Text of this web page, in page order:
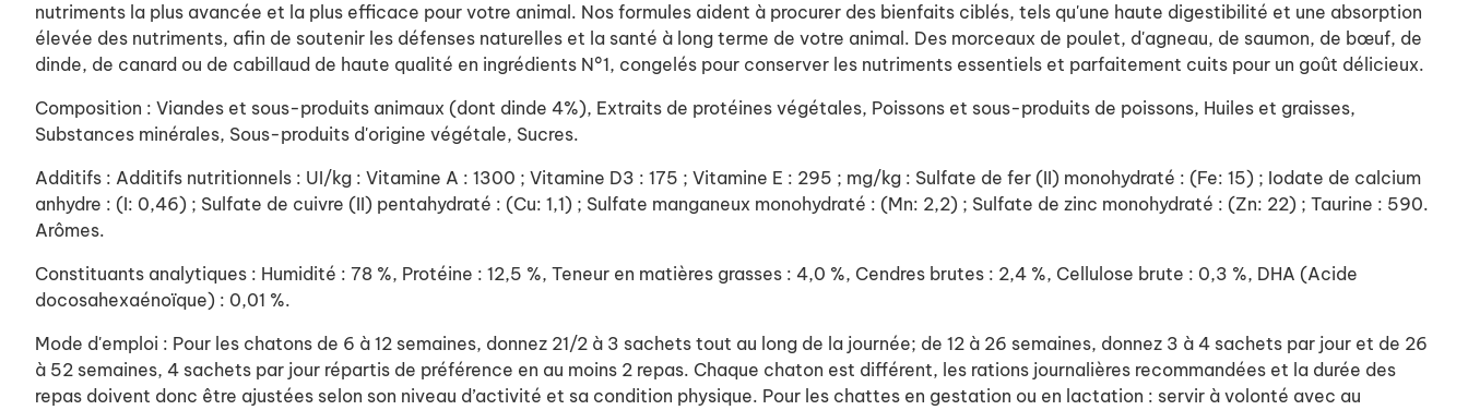
nutriments la plus avancée et la plus efficace pour votre animal. Nos formules aident à procurer des bienfaits ciblés, tels qu'une haute digestibilité et une absorption
élevée des nutriments, afin de soutenir les défenses naturelles et la santé à long terme de votre animal. Des morceaux de poulet, d'agneau, de saumon, de bœuf, de
dinde, de canard ou de cabillaud de haute qualité en ingrédients N°1, congelés pour conserver les nutriments essentiels et parfaitement cuits pour un goût délicieux.
Composition : Viandes et sous-produits animaux (dont dinde 4%), Extraits de protéines végétales, Poissons et sous-produits de poissons, Huiles et graisses,
Substances minérales, Sous-produits d'origine végétale, Sucres.
Additifs : Additifs nutritionnels : UI/kg : Vitamine A : 1300 ; Vitamine D3 : 175 ; Vitamine E : 295 ; mg/kg : Sulfate de fer (II) monohydraté : (Fe: 15) ; Iodate de calcium
anhydre : (I: 0,46) ; Sulfate de cuivre (II) pentahydraté : (Cu: 1,1) ; Sulfate manganeux monohydraté : (Mn: 2,2) ; Sulfate de zinc monohydraté : (Zn: 22) ; Taurine : 590.
Arômes.
Constituants analytiques : Humidité : 78 %, Protéine : 12,5 %, Teneur en matières grasses : 4,0 %, Cendres brutes : 2,4 %, Cellulose brute : 0,3 %, DHA (Acide
docosahexaénoïque) : 0,01 %.
Mode d'emploi : Pour les chatons de 6 à 12 semaines, donnez 21/2 à 3 sachets tout au long de la journée; de 12 à 26 semaines, donnez 3 à 4 sachets par jour et de 26
à 52 semaines, 4 sachets par jour répartis de préférence en au moins 2 repas. Chaque chaton est différent, les rations journalières recommandées et la durée des
repas doivent donc être ajustées selon son niveau d’activité et sa condition physique. Pour les chattes en gestation ou en lactation : servir à volonté avec au